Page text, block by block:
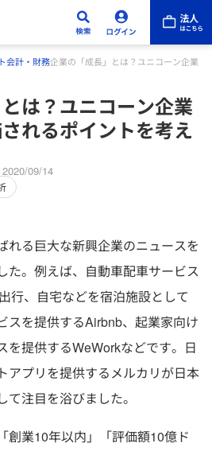
会計・財務企業の「成長」とは？ユニコーン企業
は？ユニコーン企業
れるポイントを考え
09/14
れる巨大な新興企業のニュースを
た。例えば、自動車配車サービス
行、自宅などを宿泊施設として
スを提供するAirbnb、起業家向け
を提供するWeWorkなどです。日
アプリを提供するメルカリが日本
注目を浴びました。
創業10年以内」「評価額10億ド